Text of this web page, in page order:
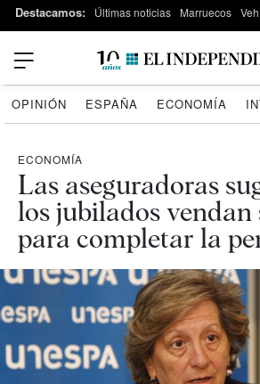
Destacamos: Últimas noticias Marruecos
OPINIÓN ESPAÑA ECONOMÍA
ECONOMÍA
Las aseguradoras
los jubilados vendan
para completar la